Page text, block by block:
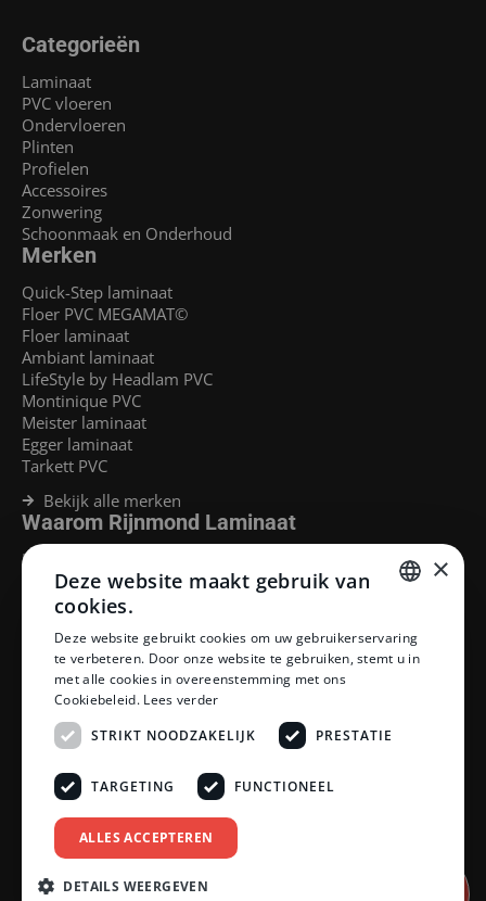
Categorieën
Laminaat
PVC vloeren
Ondervloeren
Plinten
Profielen
Accessoires
Zonwering
Schoonmaak en Onderhoud
Merken
Quick-Step laminaat
Floer PVC MEGAMAT©
Floer laminaat
Ambiant laminaat
LifeStyle by Headlam PVC
Montinique PVC
Meister laminaat
Egger laminaat
Tarkett PVC
Bekijk alle merken
Waarom Rijnmond Laminaat
Legservice
Laminaat Capelle aan den Ijssel
Laminaat voor vloerverwarming
Klantenservice
Betaalmethoden
Openingstijden showroom
Afhalen en bezorgen
Retourprocedure
Veelgestelde vragen
Legservice
Neem contact op
Reviewpolicy
Privacy policy
Algemene voorwaarden
DUTCH
×
Deze website maakt gebruik van
cookies.
Deze website gebruikt cookies om uw gebruikerservaring
te verbeteren. Door onze website te gebruiken, stemt u in
met alle cookies in overeenstemming met ons
Cookiebeleid. Lees verder
STRIKT NOODZAKELIJK
PRESTATIE
TARGETING FUNCTIONEEL
ALLES ACCEPTEREN
DETAILS WEERGEVEN